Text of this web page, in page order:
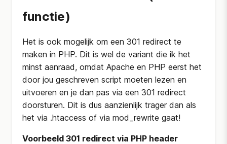
functie)
Het is ook mogelijk om een 301 redirect te
maken in PHP. Dit is wel de variant die ik het
minst aanraad, omdat Apache en PHP eerst het
door jou geschreven script moeten lezen en
uitvoeren en je dan pas via een 301 redirect
doorsturen. Dit is dus aanzienlijk trager dan als
het via .htaccess of via mod_rewrite gaat!
Voorbeeld 301 redirect via PHP header